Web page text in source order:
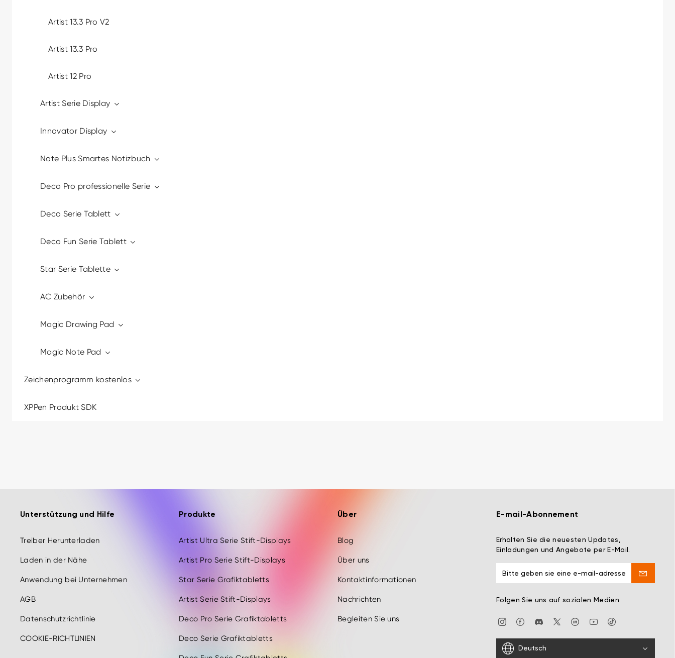
Artist 13.3 Pro V2
Artist 13.3 Pro
Artist 12 Pro
Artist Serie Display
Innovator Display
Note Plus Smartes Notizbuch
Deco Pro professionelle Serie
Deco Serie Tablett
Deco Fun Serie Tablett
Star Serie Tablette
AC Zubehör
Magic Drawing Pad
Magic Note Pad
Zeichenprogramm kostenlos
XPPen Produkt SDK
Unterstützung und Hilfe
Treiber Herunterladen
Laden in der Nähe
Anwendung bei Unternehmen
AGB
Datenschutzrichtlinie
COOKIE-RICHTLINIEN
Produkte
Artist Ultra Serie Stift-Displays
Artist Pro Serie Stift-Displays
Star Serie Grafiktabletts
Artist Serie Stift-Displays
Deco Pro Serie Grafiktabletts
Deco Serie Grafiktabletts
Über
Blog
Über uns
Kontaktinformationen
Nachrichten
Begleiten Sie uns
E-mail-Abonnement
Erhalten Sie die neuesten Updates,
Einladungen und Angebote per E-Mail.
Folgen Sie uns auf sozialen Medien
Deutsch